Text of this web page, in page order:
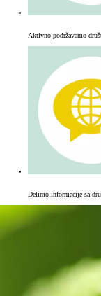
Aktivno podržavamo
Delimo informacije sa